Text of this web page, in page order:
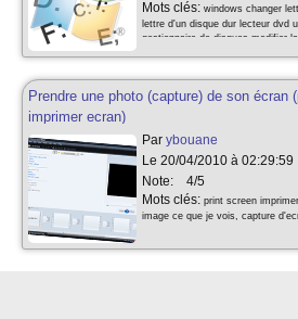
Mots clés: windows changer
lettre d'un disque dur lecteur dvd
gestionnaire de disques modifier
path lettre initiale modifier la
chemins d'accès
Prendre une photo (capture) de son écran
imprimer ecran)
Par ybouane
Le 20/04/2010 à 02:29:59
Note:
4/5
Mots clés: print screen
image ce que je vois, capture